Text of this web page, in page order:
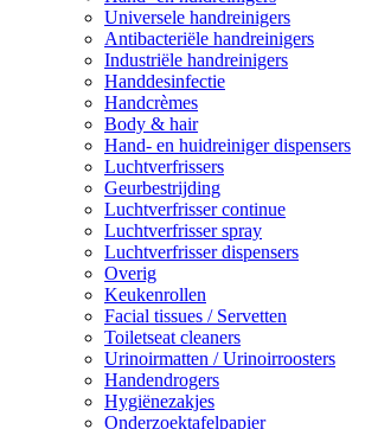
Universele handreinigers
Antibacteriële handreinigers
Industriële handreinigers
Handdesinfectie
Handcrèmes
Body & hair
Hand- en huidreiniger dispensers
Luchtverfrissers
Geurbestrijding
Luchtverfrisser continue
Luchtverfrisser spray
Luchtverfrisser dispensers
Overig
Keukenrollen
Facial tissues / Servetten
Toiletseat cleaners
Urinoirmatten / Urinoirroosters
Handendrogers
Hygiënezakjes
Onderzoektafelpapier